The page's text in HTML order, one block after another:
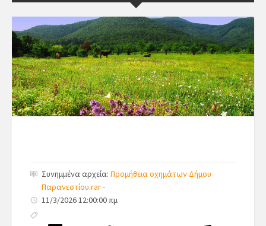
Συνημμένα αρχεία: Προμήθεια οχημάτων Δήμου
Παρανεστίου.rar -
11/3/2026 12:00:00 πμ